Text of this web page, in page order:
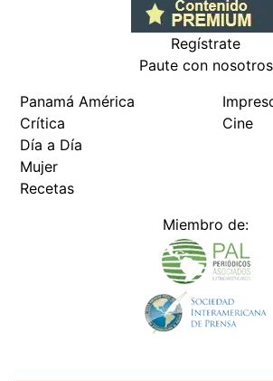
Regístrate
Paute con nosotros
Panamá América
Crítica
Día a Día
Mujer
Recetas
Cine
Miembro de: